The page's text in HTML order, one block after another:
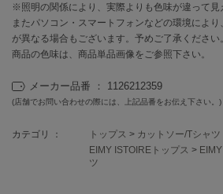
ファーファー
gelato pique
ジェラート ピケ
GELATO PIQUE CAT&DOG
ジェラート ピケ キャットアンドドッグ
※照明の関係により、実際よりも色味が違って見
またパソコン・スマートフォンなどの環境によ
が異なる場合もございます。予めご了承ください。
商品の色味は、商品単品画像をご参照下さい。
メーカー品番 ： 1126212359
(店舗でお問い合わせの際には、上記品番をお伝え下さい。)
カテゴリ ： トップス> カットソー/Tシャツ
EIMY ISTOIREトップス>
ツ